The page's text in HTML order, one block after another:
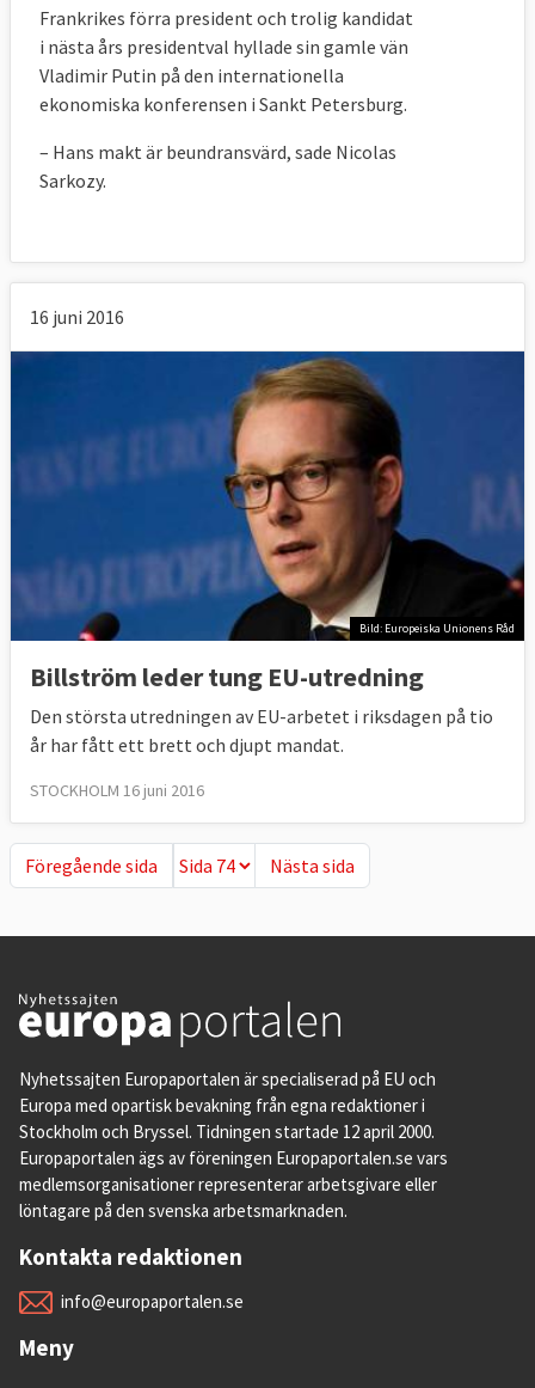
Frankrikes förra president och trolig kandidat
i nästa års presidentval hyllade sin gamle vän
Vladimir Putin på den internationella
ekonomiska konferensen i Sankt Petersburg.
– Hans makt är beundransvärd, sade Nicolas
Sarkozy.
16 juni 2016
Bild: Europeiska Unionens Råd
Billström leder tung EU-utredning
Den största utredningen av EU-arbetet i riksdagen på tio
år har fått ett brett och djupt mandat.
STOCKHOLM 16 juni 2016
Föregående sida
Föregående sida Nästa sida
Nästa sida
Nyhetssajten Europaportalen är specialiserad på EU och
Europa med opartisk bevakning från egna redaktioner i
Stockholm och Bryssel. Tidningen startade 12 april 2000.
Europaportalen ägs av föreningen Europaportalen.se vars
medlemsorganisationer representerar arbetsgivare eller
löntagare på den svenska arbetsmarknaden.
Kontakta redaktionen
info@europaportalen.se
Meny